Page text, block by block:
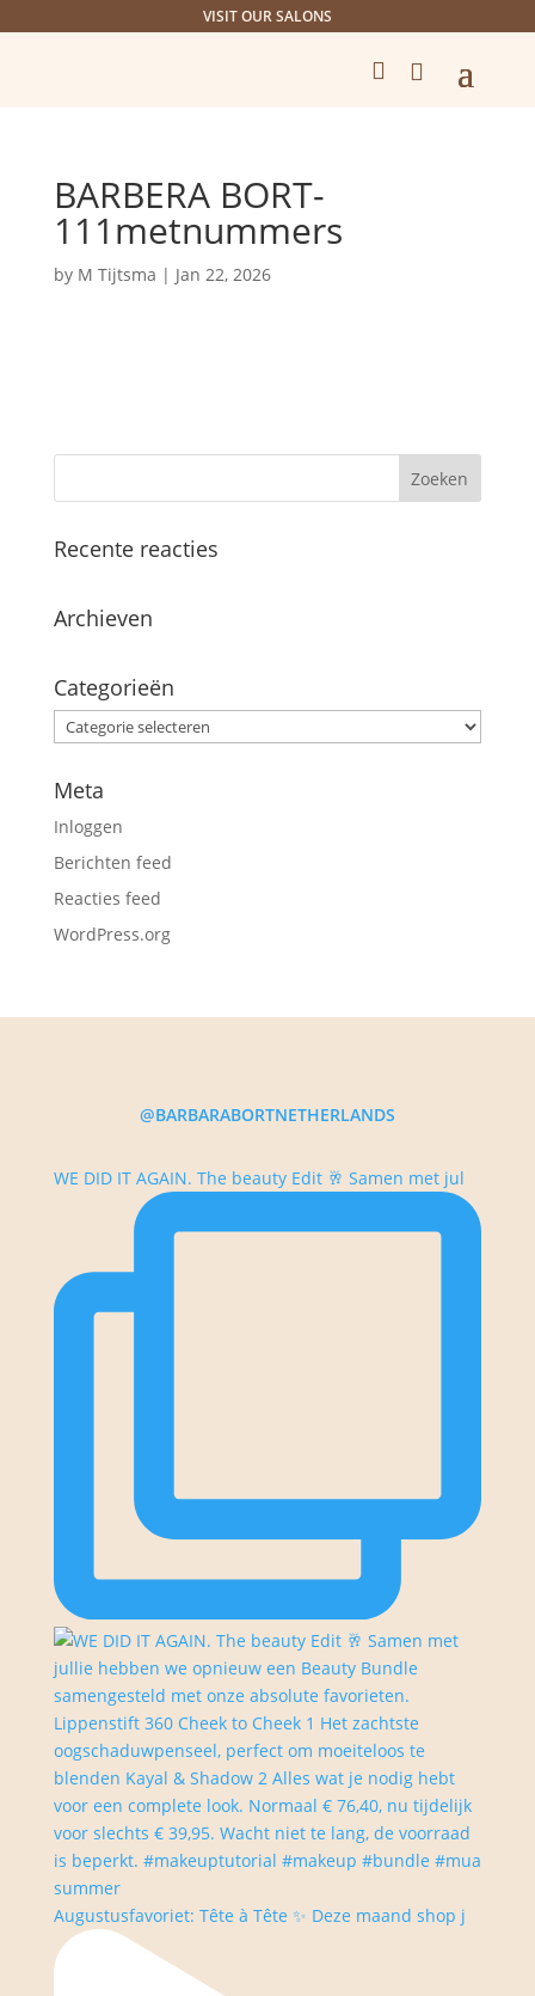
VISIT OUR SALONS
 
BARBERA BORT-
111metnummers
by M Tijtsma | Jan 22, 2026
Recente reacties
Archieven
Categorieën
Categorieën
Meta
Inloggen
Berichten feed
Reacties feed
WordPress.org
@BARBARABORTNETHERLANDS
WE DID IT AGAIN. The beauty Edit 🥂 Samen met jul
Augustusfavoriet: Tête à Tête ✨ Deze maand shop j